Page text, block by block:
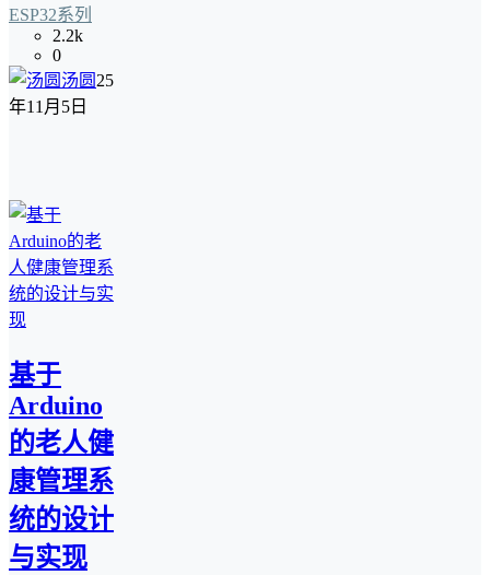
ESP32系列
2.2k
0
汤圆 25
年11月5日
基于
Arduino
的老人健
康管理系
统的设计
与实现